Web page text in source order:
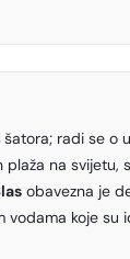
radi se o
na svijetu,
obavezna je
vodama koje su